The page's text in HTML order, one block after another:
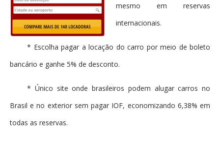
mesmo em reservas
internacionais.
* Escolha pagar a locação do carro por meio de boleto
bancário e ganhe 5% de desconto.
* Único site onde brasileiros podem alugar carros no
Brasil e no exterior sem pagar IOF, economizando 6,38% em
todas as reservas.